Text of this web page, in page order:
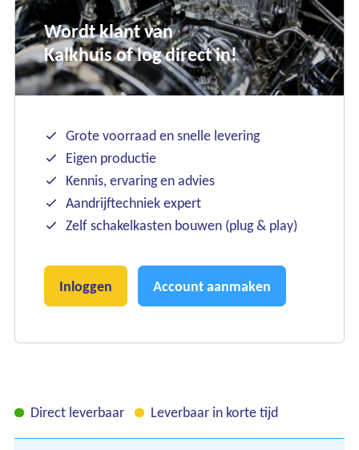
Wordt klant van
Kalkhuis of log direct in!
Grote voorraad en snelle levering
Eigen productie
Kennis, ervaring en advies
Aandrijftechniek expert
Zelf schakelkasten bouwen (plug & play)
Inloggen Account aanmaken
Direct leverbaar Leverbaar in korte tijd